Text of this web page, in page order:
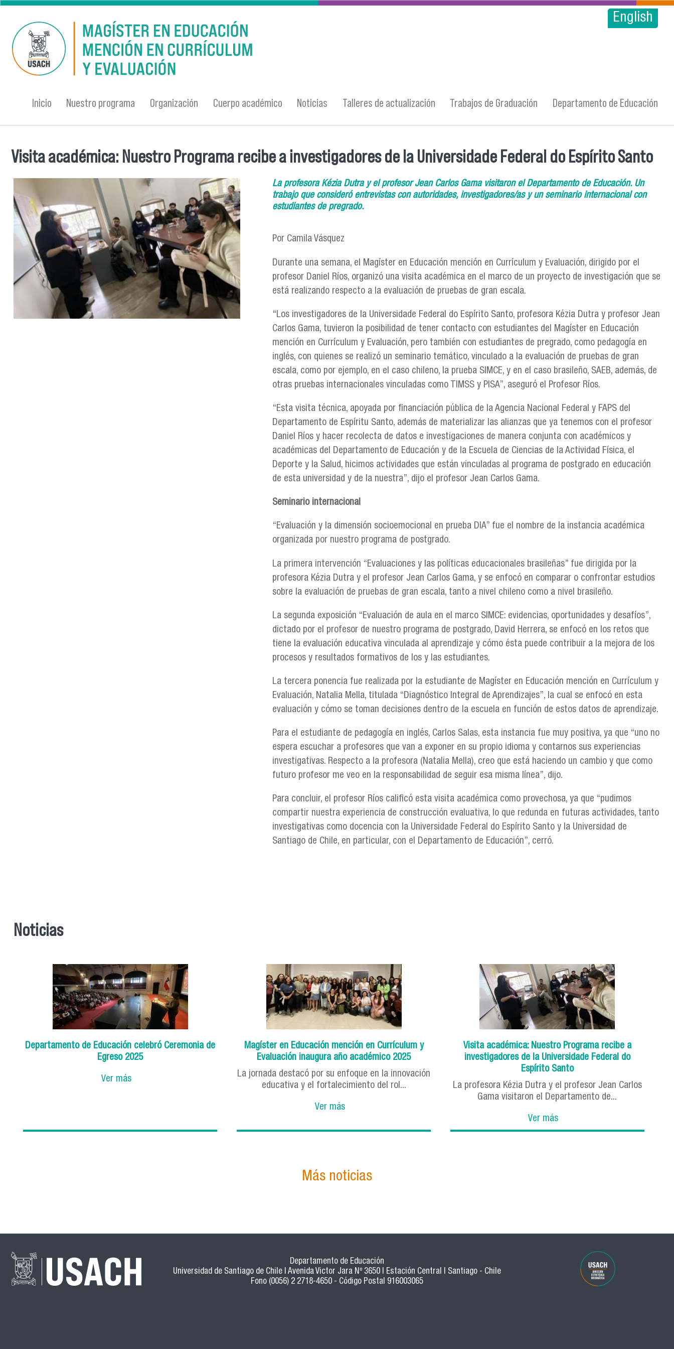
Pasar al contenido principal
English
Inicio Nuestro programa Organización Cuerpo académico Noticias Talleres de actualización Trabajos de Graduación Departamento de Educación
Se encuentra usted aquí
Visita académica: Nuestro Programa recibe a investigadores de la Universidade Federal do Espírito Santo
La profesora Kézia Dutra y el profesor Jean Carlos Gama visitaron el Departamento de Educación. Un
trabajo que consideró entrevistas con autoridades, investigadores/as y un seminario internacional con
estudiantes de pregrado.
Por Camila Vásquez
Durante una semana, el Magíster en Educación mención en Currículum y Evaluación, dirigido por el
profesor Daniel Ríos, organizó una visita académica en el marco de un proyecto de investigación que se
está realizando respecto a la evaluación de pruebas de gran escala.
“Los investigadores de la Universidade Federal do Espírito Santo, profesora Kézia Dutra y profesor Jean
Carlos Gama, tuvieron la posibilidad de tener contacto con estudiantes del Magíster en Educación
mención en Currículum y Evaluación, pero también con estudiantes de pregrado, como pedagogía en
inglés, con quienes se realizó un seminario temático, vinculado a la evaluación de pruebas de gran
escala, como por ejemplo, en el caso chileno, la prueba SIMCE, y en el caso brasileño, SAEB, además, de
otras pruebas internacionales vinculadas como TIMSS y PISA”, aseguró el Profesor Ríos.
“Esta visita técnica, apoyada por financiación pública de la Agencia Nacional Federal y FAPS del
Departamento de Espíritu Santo, además de materializar las alianzas que ya tenemos con el profesor
Daniel Ríos y hacer recolecta de datos e investigaciones de manera conjunta con académicos y
académicas del Departamento de Educación y de la Escuela de Ciencias de la Actividad Física, el
Deporte y la Salud, hicimos actividades que están vinculadas al programa de postgrado en educación
de esta universidad y de la nuestra”, dijo el profesor Jean Carlos Gama.
Seminario internacional
“Evaluación y la dimensión socioemocional en prueba DIA” fue el nombre de la instancia académica
organizada por nuestro programa de postgrado.
La primera intervención “Evaluaciones y las políticas educacionales brasileñas” fue dirigida por la
profesora Kézia Dutra y el profesor Jean Carlos Gama, y se enfocó en comparar o confrontar estudios
sobre la evaluación de pruebas de gran escala, tanto a nivel chileno como a nivel brasileño.
La segunda exposición “Evaluación de aula en el marco SIMCE: evidencias, oportunidades y desafíos”,
dictado por el profesor de nuestro programa de postgrado, David Herrera, se enfocó en los retos que
tiene la evaluación educativa vinculada al aprendizaje y cómo ésta puede contribuir a la mejora de los
procesos y resultados formativos de los y las estudiantes.
La tercera ponencia fue realizada por la estudiante de Magíster en Educación mención en Currículum y
Evaluación, Natalia Mella, titulada “Diagnóstico Integral de Aprendizajes”, la cual se enfocó en esta
evaluación y cómo se toman decisiones dentro de la escuela en función de estos datos de aprendizaje.
Para el estudiante de pedagogía en inglés, Carlos Salas, esta instancia fue muy positiva, ya que “uno no
espera escuchar a profesores que van a exponer en su propio idioma y contarnos sus experiencias
investigativas. Respecto a la profesora (Natalia Mella), creo que está haciendo un cambio y que como
futuro profesor me veo en la responsabilidad de seguir esa misma línea”, dijo.
Para concluir, el profesor Ríos calificó esta visita académica como provechosa, ya que “pudimos
compartir nuestra experiencia de construcción evaluativa, lo que redunda en futuras actividades, tanto
investigativas como docencia con la Universidade Federal do Espírito Santo y la Universidad de
Santiago de Chile, en particular, con el Departamento de Educación”, cerró.
Noticias
Departamento de Educación celebró Ceremonia de
Egreso 2025
Ver más
Magíster en Educación mención en Currículum y
Evaluación inaugura año académico 2025
La jornada destacó por su enfoque en la innovación
educativa y el fortalecimiento del rol...
Ver más
Visita académica: Nuestro Programa recibe a
investigadores de la Universidade Federal do
Espírito Santo
La profesora Kézia Dutra y el profesor Jean Carlos
Gama visitaron el Departamento de...
Ver más
Más noticias
Departamento de Educación
Universidad de Santiago de Chile | Avenida Victor Jara Nº 3650 | Estación Central | Santiago - Chile
Fono (0056) 2 2718-4650 - Código Postal 916003065